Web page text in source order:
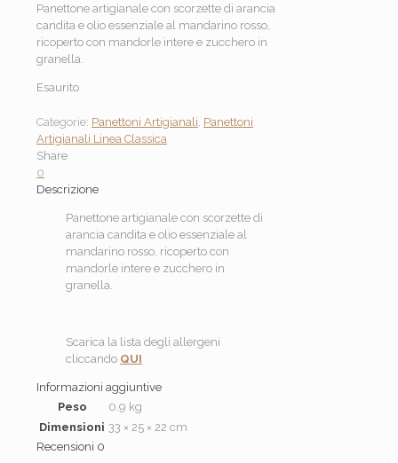
Panettone artigianale con scorzette di arancia
candita e olio essenziale al mandarino rosso,
ricoperto con mandorle intere e zucchero in
granella.
Esaurito
Categorie: Panettoni Artigianali Panettoni
Artigianali Linea Classica
Share
0
Descrizione
Panettone artigianale con scorzette di
arancia candita e olio essenziale al
mandarino rosso, ricoperto con
mandorle intere e zucchero in
granella.
Scarica la lista degli allergeni
cliccando QUI
Informazioni aggiuntive
Peso
0.9 kg
Dimensioni 33 × 25 × 22 cm
Recensioni 0